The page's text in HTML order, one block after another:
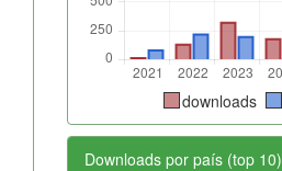
downloads
Downloads por país (top 10)